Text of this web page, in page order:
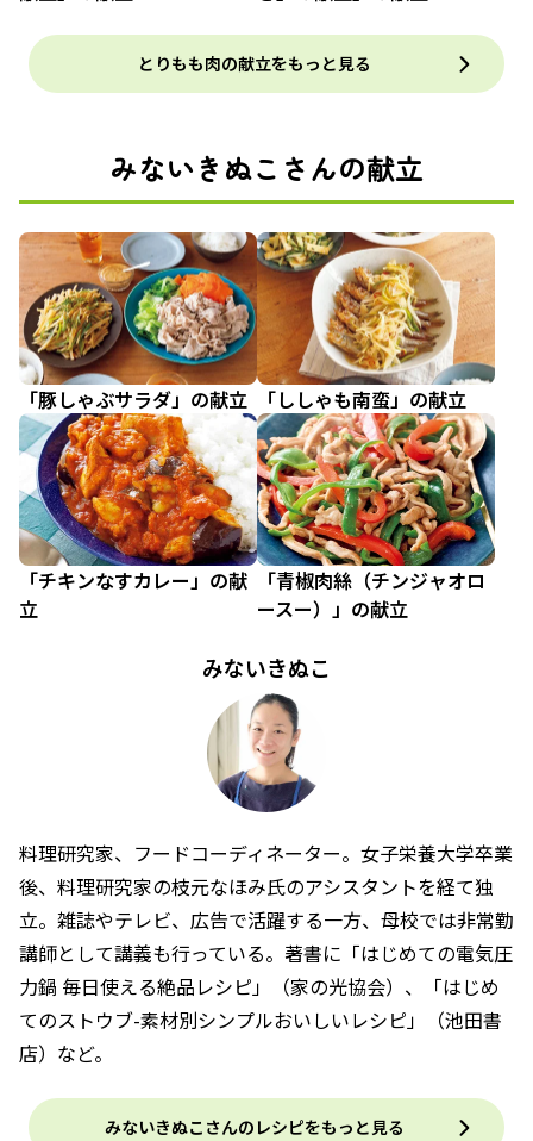
とりもも肉の献立をもっと見る
みないきぬこさんの献立
「豚しゃぶサラダ」の献立 「ししゃも南蛮」の献立
「チキンなすカレー」の献
立
「青椒肉絲（チンジャオロ
ースー）」の献立
みないきぬこ
料理研究家、フードコーディネーター。女子栄養大学卒業
後、料理研究家の枝元なほみ氏のアシスタントを経て独
立。雑誌やテレビ、広告で活躍する一方、母校では非常勤
講師として講義も行っている。著書に「はじめての電気圧
力鍋 毎日使える絶品レシピ」（家の光協会）、「はじめ
てのストウブ-素材別シンプルおいしいレシピ」（池田書
店）など。
みないきぬこさんのレシピをもっと見る